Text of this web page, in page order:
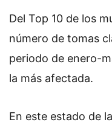
Del Top 10 de los
número de tomas
periodo de enero-
la más afectada.
En este estado de